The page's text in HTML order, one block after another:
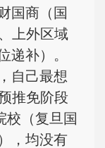
国商（国
上外区域
递补）。
自己最想
推免阶段
校（复旦国
，均没有